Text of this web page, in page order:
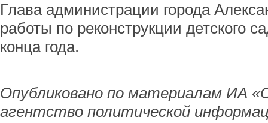
Глава администрации города
работы по реконструкции детского
конца года.
Опубликовано по материалам ИА
агентство политической